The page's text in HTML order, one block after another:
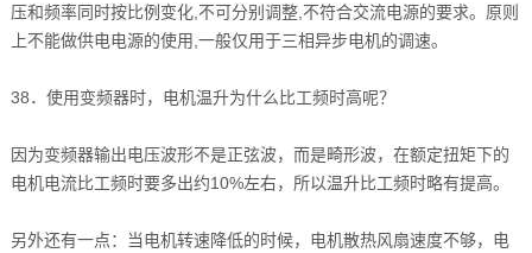
压和频率同时按比例变化,不可分别调整,不符合交流电源的要求。原则
上不能做供电电源的使用,一般仅用于三相异步电机的调速。
38．使用变频器时，电机温升为什么比工频时高呢？
因为变频器输出电压波形不是正弦波，而是畸形波，在额定扭矩下的
电机电流比工频时要多出约10%左右，所以温升比工频时略有提高。
另外还有一点：当电机转速降低的时候，电机散热风扇速度不够，电